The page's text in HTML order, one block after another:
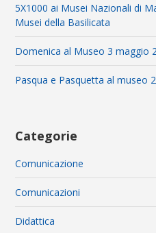
5X1000 ai Musei Nazionali di
Musei della Basilicata
Domenica al Museo 3 maggio
Pasqua e Pasquetta al museo
Categorie
Comunicazione
Comunicazioni
Didattica